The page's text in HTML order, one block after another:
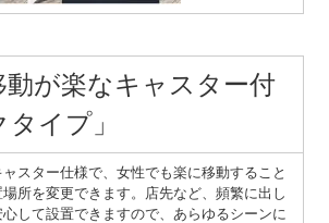
動が楽なキャスター付
タイプ」
スター仕様で、女性でも楽に移動すること
所を変更できます。店先など、頻繁に出し
して設置できますので、あらゆるシーンに